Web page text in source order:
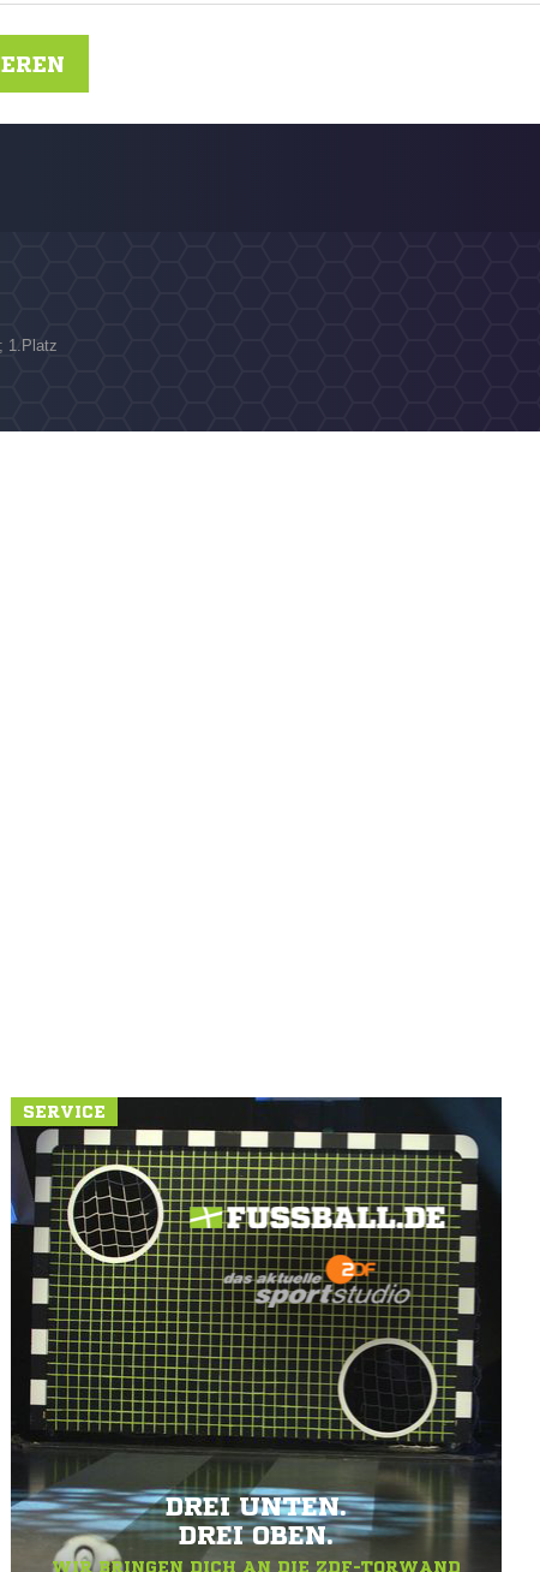
1.Platz
SERVICE
DREI UNTEN.
DREI OBEN.
WIR BRINGEN DICH AN DIE ZDF-TORWAND